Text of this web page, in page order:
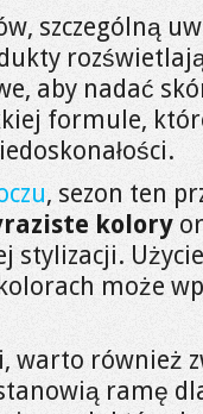
szczególną
aby nadać
formule,
, sezon ten
kolory
stylizacji.
może
warto również
ramę